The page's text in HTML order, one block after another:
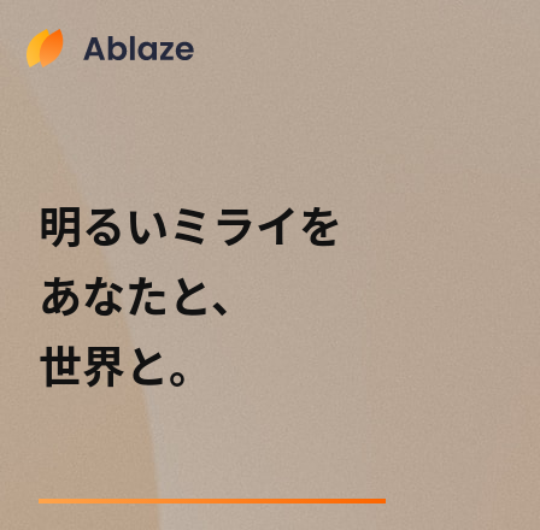
明るいミライを
あなたと、
世界と。